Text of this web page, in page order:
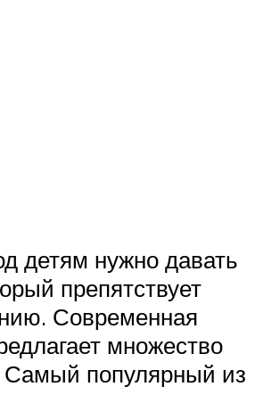
детям нужно давать
препятствует
Современная
множество
Самый популярный из